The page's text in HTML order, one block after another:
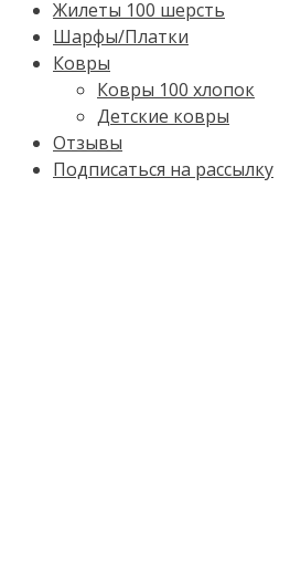
Жилеты 100 шерсть
Шарфы/Платки
Ковры
Ковры 100 хлопок
Детские ковры
Отзывы
Подписаться на рассылку